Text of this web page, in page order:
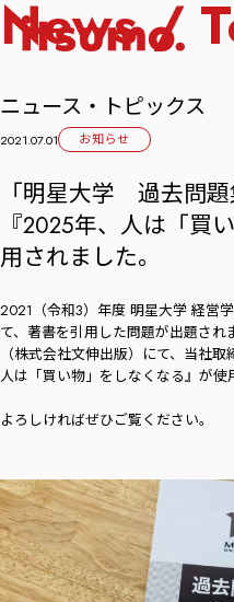
News /
ニュース・トピックス
2021.07.01 お知らせ
「明星大学 過去問
『2025年、人は「買
用されました。
2021（令和3）年度 明星大学 経営
て、著書を引用した問題が出題さ
（株式会社文伸出版）にて、当社
人は「買い物」をしなくなる』が使
よろしければぜひご覧ください。